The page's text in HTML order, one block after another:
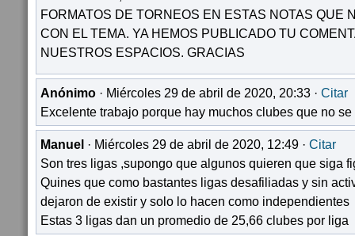
FORMATOS DE TORNEOS EN ESTAS NOTAS QUE
CON EL TEMA. YA HEMOS PUBLICADO TU
NUESTROS ESPACIOS. GRACIAS
Anónimo · Miércoles 29 de abril de 2020, 20:33 · Citar
Excelente trabajo porque hay muchos clubes que no
Manuel · Miércoles 29 de abril de 2020, 12:49 · Citar
Son tres ligas ,supongo que algunos quieren que siga
Quines que como bastantes ligas desafiliadas y sin
dejaron de existir y solo lo hacen como independientes
Estas 3 ligas dan un promedio de 25,66 clubes por liga